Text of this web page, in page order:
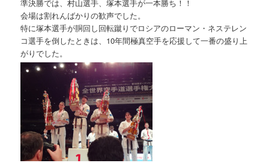
準決勝では、村山選手、塚本選手が一本勝ち！！
会場は割れんばかりの歓声でした。
特に塚本選手が胴回し回転蹴りでロシアのローマン・ネステレン
コ選手を倒したときは、10年間極真空手を応援して一番の盛り上
がりでした。